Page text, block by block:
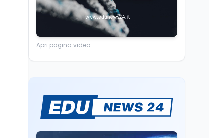
Giulia: il quarto capitolo
dei Palcoscenici
Scuola7 ago
“Noi siamo le Scuole”:
Mondo
Sparatoria a Bangkok:
studente 14enne uccide
Apri pagina video